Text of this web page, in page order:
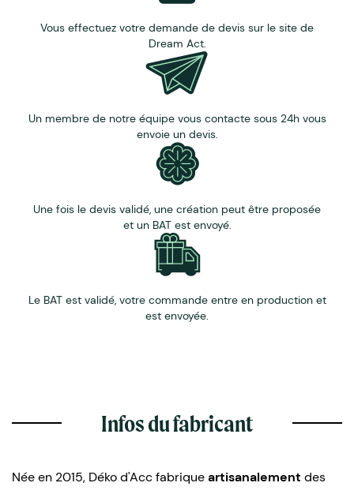
Vous effectuez votre demande de devis sur le site de
Dream Act.
Un membre de notre équipe vous contacte sous 24h vous
envoie un devis.
Une fois le devis validé, une création peut être proposée
et un BAT est envoyé.
Le BAT est validé, votre commande entre en production et
est envoyée.
Infos du fabricant
Née en 2015, Déko d'Acc fabriqueartisanalement des